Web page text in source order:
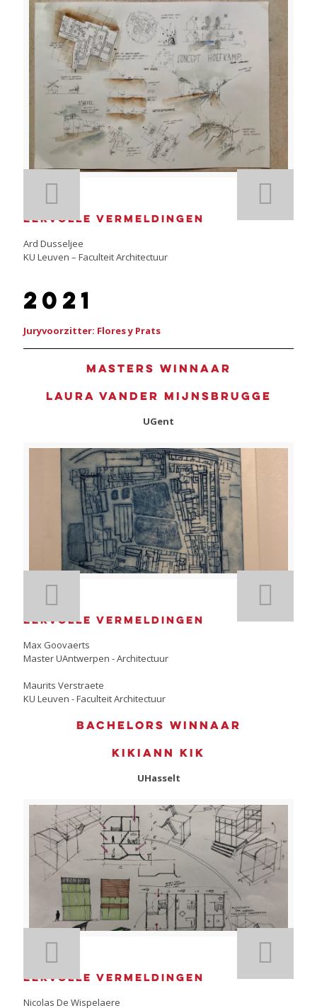
Eervolle vermeldingen
Ard Dusseljee
KU Leuven – Faculteit Architectuur
2021
Juryvoorzitter: Flores y Prats
Masters winnaar
Laura Vander Mijnsbrugge
UGent
Eervolle vermeldingen
Max Goovaerts
Master UAntwerpen - Architectuur
Maurits Verstraete
KU Leuven - Faculteit Architectuur
Bachelors winnaar
Kikiann Kik
UHasselt
Eervolle vermeldingen
Nicolas De Wispelaere